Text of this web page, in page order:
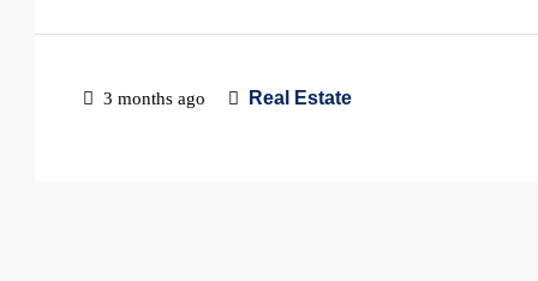
3 months ago Real Estate